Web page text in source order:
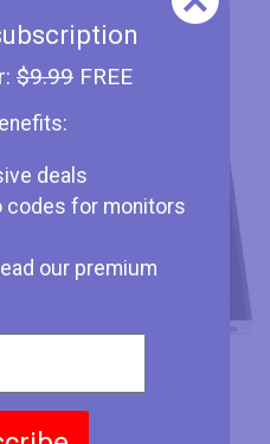
$9.99FREE
deals
codes for monitors
our premium